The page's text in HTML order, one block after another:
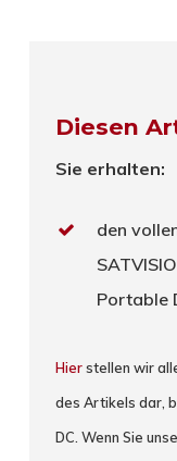
Diesen
Sie erhalten:
den
Portable
Hierstellen wir
des Artikels dar,
DC. Wenn Sie